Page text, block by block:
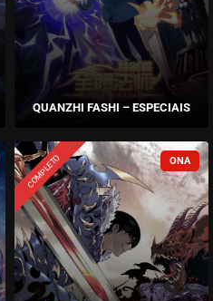
QUANZHI FASHI – ESPECIAIS
COMPLETO